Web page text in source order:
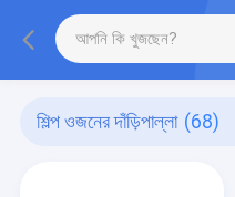
শিল্প ওজনের দাঁড়িপাল্লা (68)